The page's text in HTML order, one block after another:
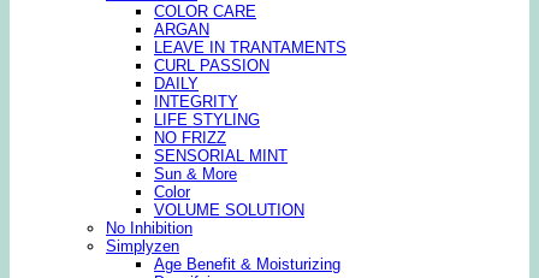
COLOR CARE
ARGAN
LEAVE IN TRANTAMENTS
CURL PASSION
DAILY
INTEGRITY
LIFE STYLING
NO FRIZZ
SENSORIAL MINT
Sun & More
Color
VOLUME SOLUTION
No Inhibition
Simplyzen
Age Benefit & Moisturizing